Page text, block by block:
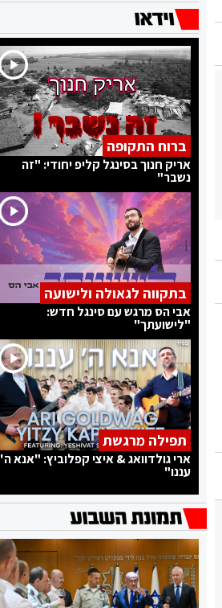
ברוח התקופה
אריק חנוך בסינגל קליפ יחודי: "זה
נשבר"
בתקווה לגאולה ולישועה
אבי הס מרגש עם סינגל חדש:
"לישועתך"
תפילה מרגשת
ארי גולדוואג & איצי קפלוביץ: "אנא ה'
עננו"